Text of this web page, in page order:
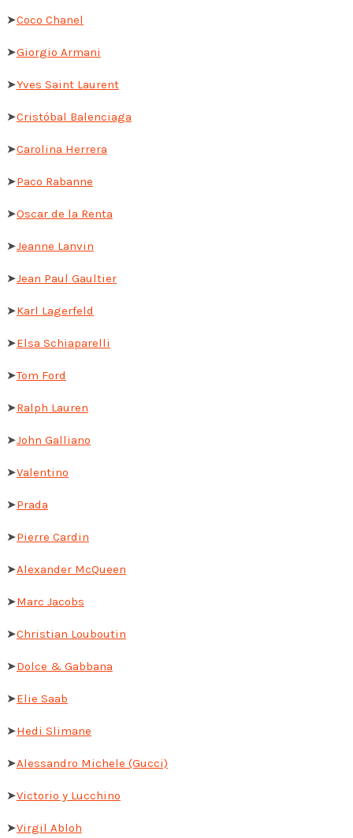
➤Coco Chanel
➤Giorgio Armani
➤Yves Saint Laurent
➤Cristóbal Balenciaga
➤Carolina Herrera
➤Paco Rabanne
➤Oscar de la Renta
➤Jeanne Lanvin
➤Jean Paul Gaultier
➤Karl Lagerfeld
➤Elsa Schiaparelli
➤Tom Ford
➤Ralph Lauren
➤John Galliano
➤Valentino
➤Prada
➤Pierre Cardin
➤Alexander McQueen
➤Marc Jacobs
➤Christian Louboutin
➤Dolce & Gabbana
➤Elie Saab
➤Hedi Slimane
➤Alessandro Michele (Gucci)
➤Victorio y Lucchino
➤Virgil Abloh